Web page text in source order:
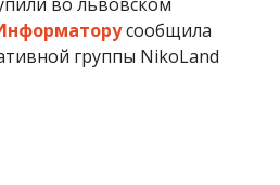
сообщила
группы NikoLand